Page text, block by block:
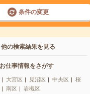
条件の変更
他の検索結果を見る
仕事情報をさがす
大宮区 見沼区 中央区
桜
南区 岩槻区